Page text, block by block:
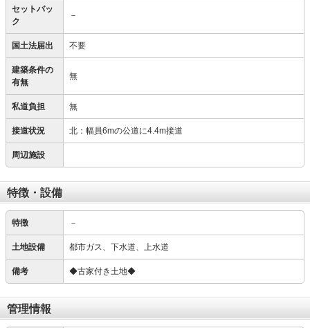
セットバッ
ク
－
国土法届出 不要
建築条件の
有無
無
私道負担 無
接道状況 北：幅員6mの公道に4.4m接道
周辺施設
特徴・設備
特徴 －
土地設備 都市ガス、下水道、上水道
備考 ◆古家付き土地◆
管理情報